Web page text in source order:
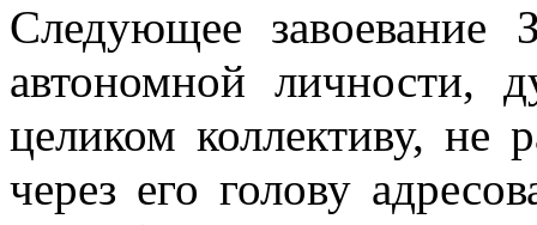
Следующее завоевание
автономной личности,
целиком коллективу, не
через его голову